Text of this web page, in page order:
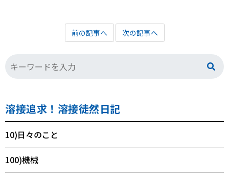
前の記事へ 次の記事へ
溶接追求！溶接徒然日記
10)日々のこと
100)機械